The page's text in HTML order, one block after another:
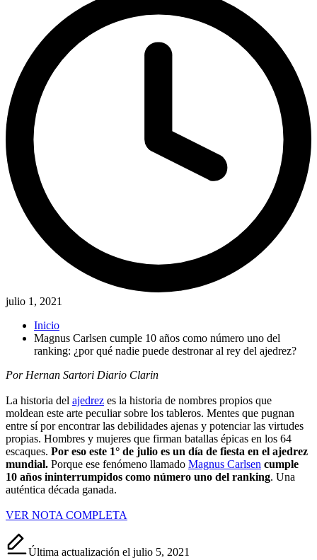
julio 1, 2021
Inicio
Magnus Carlsen cumple 10 años como número uno del
ranking: ¿por qué nadie puede destronar al rey del ajedrez?
Por Hernan Sartori Diario Clarin
La historia del ajedrez es la historia de nombres propios que
moldean este arte peculiar sobre los tableros. Mentes que pugnan
entre sí por encontrar las debilidades ajenas y potenciar las virtudes
propias. Hombres y mujeres que firman batallas épicas en los 64
escaques. Por eso este 1° de julio es un día de fiesta en el ajedrez
mundial. Porque ese fenómeno llamado Magnus Carlsen cumple
10 años ininterrumpidos como número uno del ranking. Una
auténtica década ganada.
VER NOTA COMPLETA
Última actualización el julio 5, 2021